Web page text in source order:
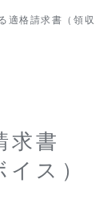
適格請求書（領収
求書
ス）